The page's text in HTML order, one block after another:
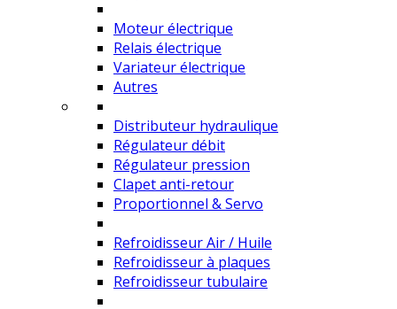
Moteur électrique
Relais électrique
Variateur électrique
Autres
Distributeur hydraulique
Régulateur débit
Régulateur pression
Clapet anti-retour
Proportionnel & Servo
Refroidisseur Air / Huile
Refroidisseur à plaques
Refroidisseur tubulaire